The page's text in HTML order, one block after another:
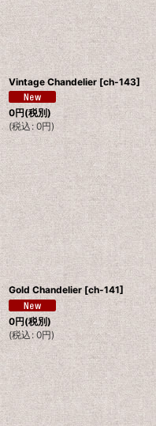
Vintage Chandelier [ch-143]
0円(税別)
(税込: 0円)
Gold Chandelier [ch-141]
0円(税別)
(税込: 0円)